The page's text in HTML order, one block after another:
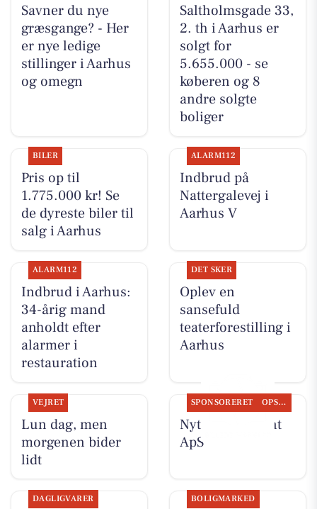
Savner du nye
græsgange? - Her
er nye ledige
stillinger i Aarhus
og omegn
Saltholmsgade 33,
2. th i Aarhus er
solgt for
5.655.000 - se
køberen og 8
andre solgte
boliger
BILER
Pris op til
1.775.000 kr! Se
de dyreste biler til
salg i Aarhus
ALARM112
Indbrud på
Nattergalevej i
Aarhus V
ALARM112
Indbrud i Aarhus:
34-årig mand
anholdt efter
alarmer i
restauration
DET SKER
Oplev en
sansefuld
teaterforestilling i
Aarhus
VEJRET
Lun dag, men
morgenen bider
lidt
SPONSORERET OPSLAGSTAVLEN
Nyt fra Fairpaint
ApS
DAGLIGVARER BOLIGMARKED